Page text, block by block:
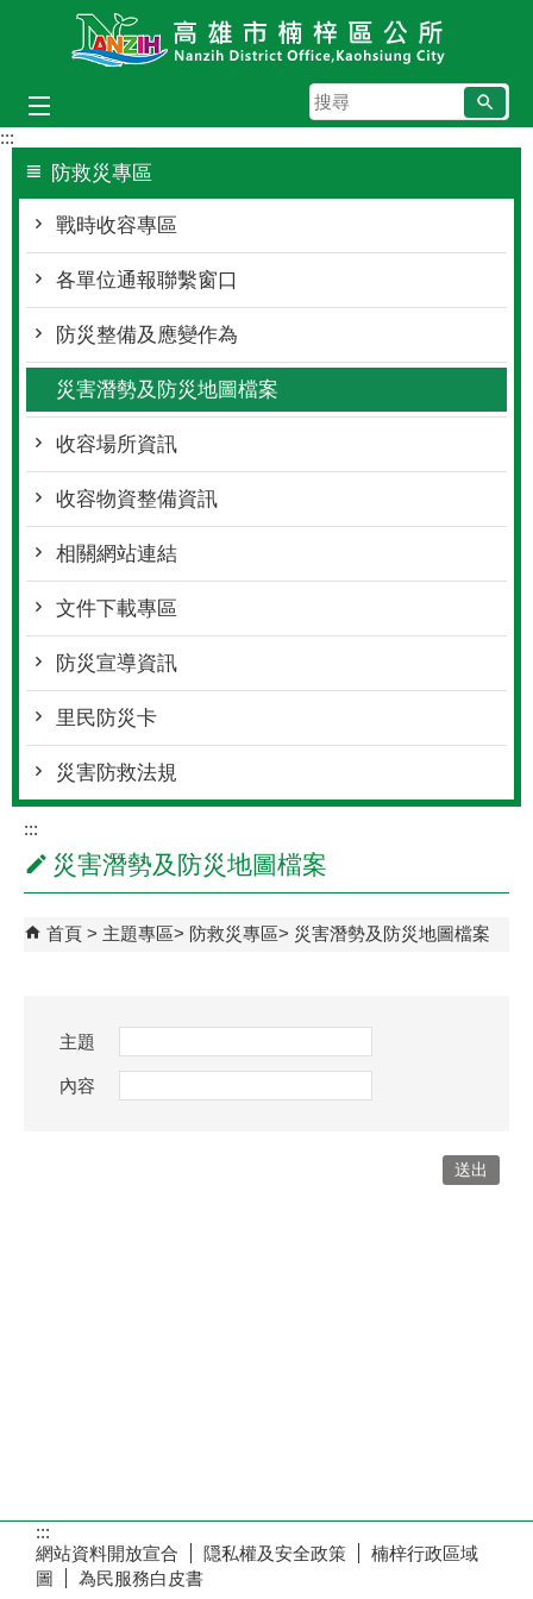
跳到主要內容區塊
搜
尋
:::
防救災專區
戰時收容專區
各單位通報聯繫窗口
防災整備及應變作為
災害潛勢及防災地圖檔案
收容場所資訊
收容物資整備資訊
相關網站連結
文件下載專區
防災宣導資訊
里民防災卡
災害防救法規
:::
災害潛勢及防災地圖檔案
首頁 主題專區 防救災專區 災害潛勢及防災地圖檔案
主題
內容
:::
網站資料開放宣合
隠私權及安全政策
楠梓行政區域
圖
為民服務白皮書